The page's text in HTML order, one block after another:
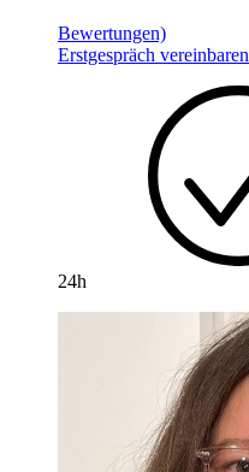
Bewertungen)
Erstgespräch vereinbaren
24h